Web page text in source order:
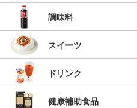
調味料
スイーツ
ドリンク
健康補助食品